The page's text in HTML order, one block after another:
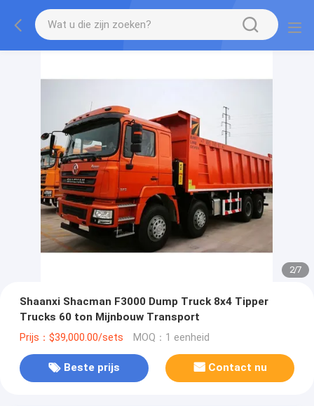
2/7
Shaanxi Shacman F3000 Dump Truck 8x4 Tipper
Trucks 60 ton Mijnbouw Transport
Prijs：$39,000.00/sets MOQ：1 eenheid
Beste prijs Contact nu